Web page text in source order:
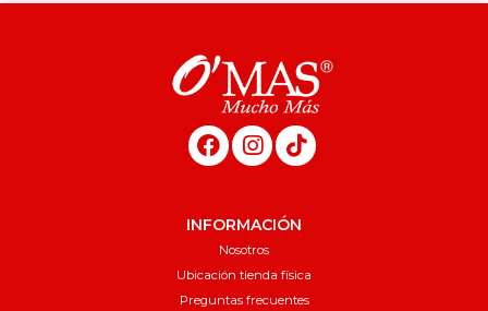
INFORMACIÓN
Nosotros
Ubicación tienda física
Preguntas frecuentes